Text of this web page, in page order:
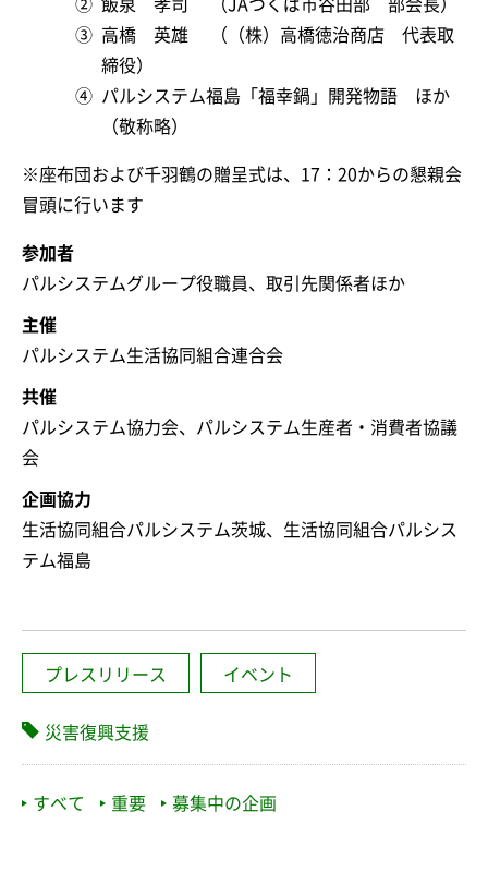
② 飯泉 孝司 （JAつくば市谷田部 部会長）
③ 高橋 英雄 （（株）高橋徳治商店 代表取
締役）
④
パルシステム福島「福幸鍋」開発物語 ほか
（敬称略）
※座布団および千羽鶴の贈呈式は、17：20からの懇親会
冒頭に行います
参加者
パルシステムグループ役職員、取引先関係者ほか
主催
パルシステム生活協同組合連合会
共催
パルシステム協力会、パルシステム生産者・消費者協議
会
企画協力
生活協同組合パルシステム茨城、生活協同組合パルシス
テム福島
プレスリリース イベント
災害復興支援
すべて 重要 募集中の企画